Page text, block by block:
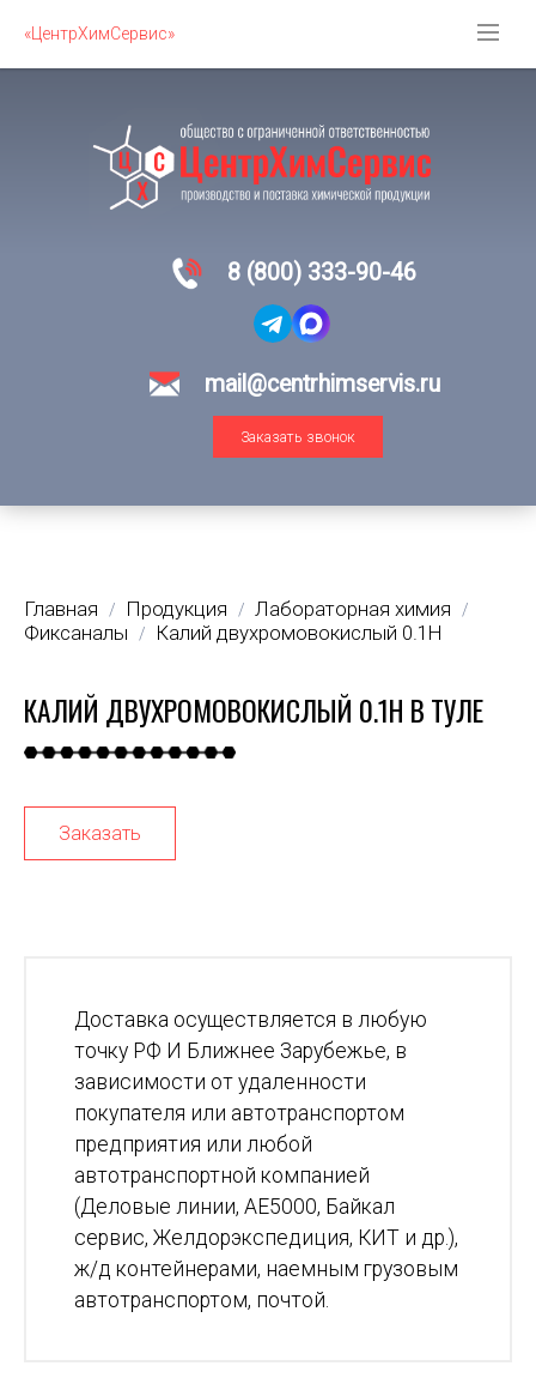
«ЦентрХимСервис»
8 (800) 333-90-46
mail@centrhimservis.ru
Заказать звонок
Главная / Продукция / Лабораторная химия /
Фиксаналы / Калий двухромовокислый 0.1Н
КАЛИЙ ДВУХРОМОВОКИСЛЫЙ 0.1Н В ТУЛЕ
Заказать
Доставка осуществляется в любую
точку РФ И Ближнее Зарубежье, в
зависимости от удаленности
покупателя или автотранспортом
предприятия или любой
автотранспортной компанией
(Деловые линии, АЕ5000, Байкал
сервис, Желдорэкспедиция, КИТ и др.),
ж/д контейнерами, наемным грузовым
автотранспортом, почтой.